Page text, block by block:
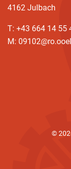
4162 Julbach
T: +43 664 14 55
M:
©